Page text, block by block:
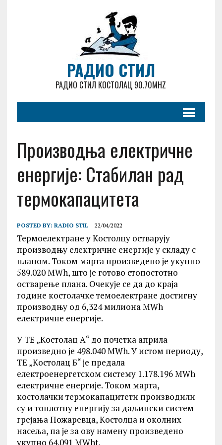
РАДИО СТИЛ
РАДИО СТИЛ КОСТОЛАЦ 90.70MHZ
Производња електричне
енергије: Стабилан рад
термокапацитета
POSTED BY: RADIO STIL 22/04/2022
Термоелектране у Kостолцу остварују
производњу електричне енергије у складу с
планом. Током марта произведено је укупно
589.020 MWh, што је готово стопостотно
остварење плана. Очекује се да до краја
године костолачке темоелектране достигну
производњу од 6,324 милиона MWh
електричне енергије.
У ТЕ „Kостолац А“ до почетка априла
произведно је 498.040 MWh. У истом периоду,
ТЕ „Kостолац Б“ је предала
електроенергетском систему 1.178.196 MWh
електричне енергије. Током марта,
костолачки термокапацитети производили
су и топлотну енергију за даљински систем
грејања Пожаревца, Kостолца и околних
насеља, па је за ову намену произведено
укупно 64.091 MWht.